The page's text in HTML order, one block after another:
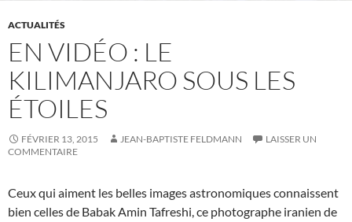
ACTUALITÉS
EN VIDÉO : LE
KILIMANJARO SOUS LES
ÉTOILES
FÉVRIER 13, 2015 JEAN-BAPTISTE FELDMANN
LAISSER UN
COMMENTAIRE
Ceux qui aiment les belles images astronomiques connaissent
bien celles de Babak Amin Tafreshi, ce photographe iranien de